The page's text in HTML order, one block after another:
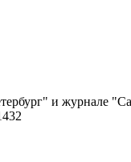
и журнале